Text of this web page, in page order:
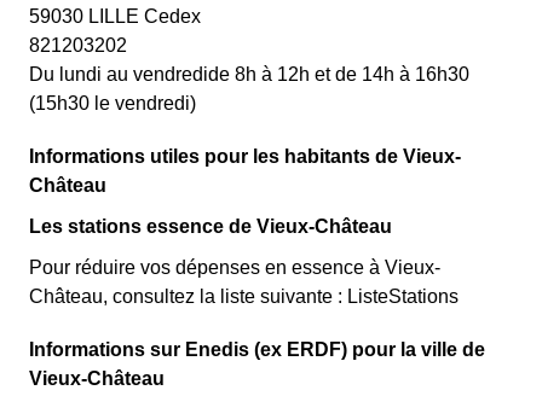
59030 LILLE Cedex
821203202
Du lundi au vendredide 8h à 12h et de 14h à 16h30
(15h30 le vendredi)
Informations utiles pour les habitants de Vieux-
Château
Les stations essence de Vieux-Château
Pour réduire vos dépenses en essence à Vieux-
Château, consultez la liste suivante : ListeStations
Informations sur Enedis (ex ERDF) pour la ville de
Vieux-Château